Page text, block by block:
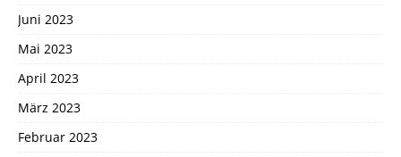
Juni 2023
Mai 2023
April 2023
März 2023
Februar 2023